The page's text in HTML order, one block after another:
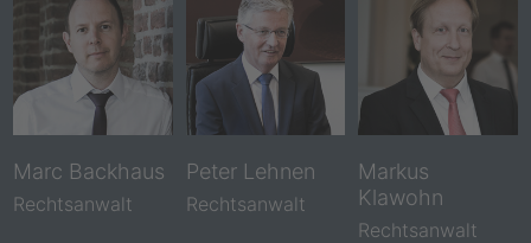
Marc Backhaus
Rechtsanwalt
Peter Lehnen
Rechtsanwalt
Markus
Klawohn
Rechtsanwalt